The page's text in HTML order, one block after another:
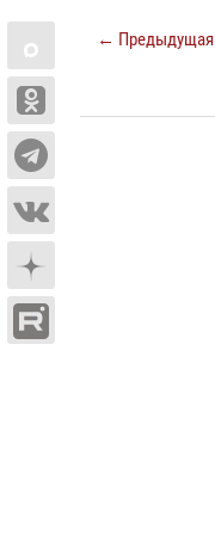
← Предыдущая